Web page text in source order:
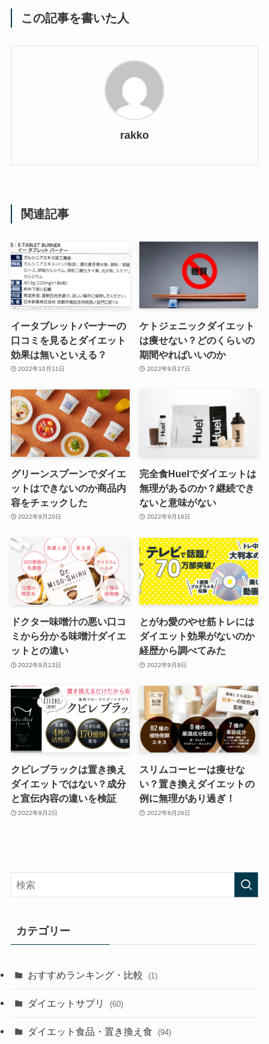
この記事を書いた人
rakko
関連記事
イータブレットバーナーの
口コミを見るとダイエット
効果は無いといえる？
2022年10月11日
ケトジェニックダイエット
は痩せない？どのくらいの
期間やればいいのか
2022年9月27日
グリーンスプーンでダイエ
ットはできないのか商品内
容をチェックした
2022年9月20日
完全食Huelでダイエットは
無理があるのか？継続でき
ないと意味がない
2022年9月16日
ドクター味噌汁の悪い口コ
ミから分かる味噌汁ダイエ
ットとの違い
2022年9月13日
とがわ愛のやせ筋トレには
ダイエット効果がないのか
経歴から調べてみた
2022年9月9日
クビレブラックは置き換え
ダイエットではない？成分
と宣伝内容の違いを検証
2022年9月2日
スリムコーヒーは痩せな
い？置き換えダイエットの
例に無理があり過ぎ！
2022年8月26日
カテゴリー
おすすめランキング・比較 (1)
ダイエットサプリ (60)
ダイエット食品・置き換え食 (94)